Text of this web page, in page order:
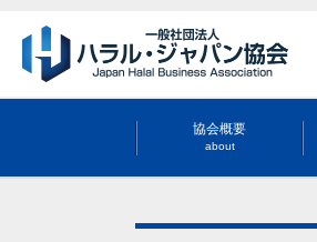
協会概要
about